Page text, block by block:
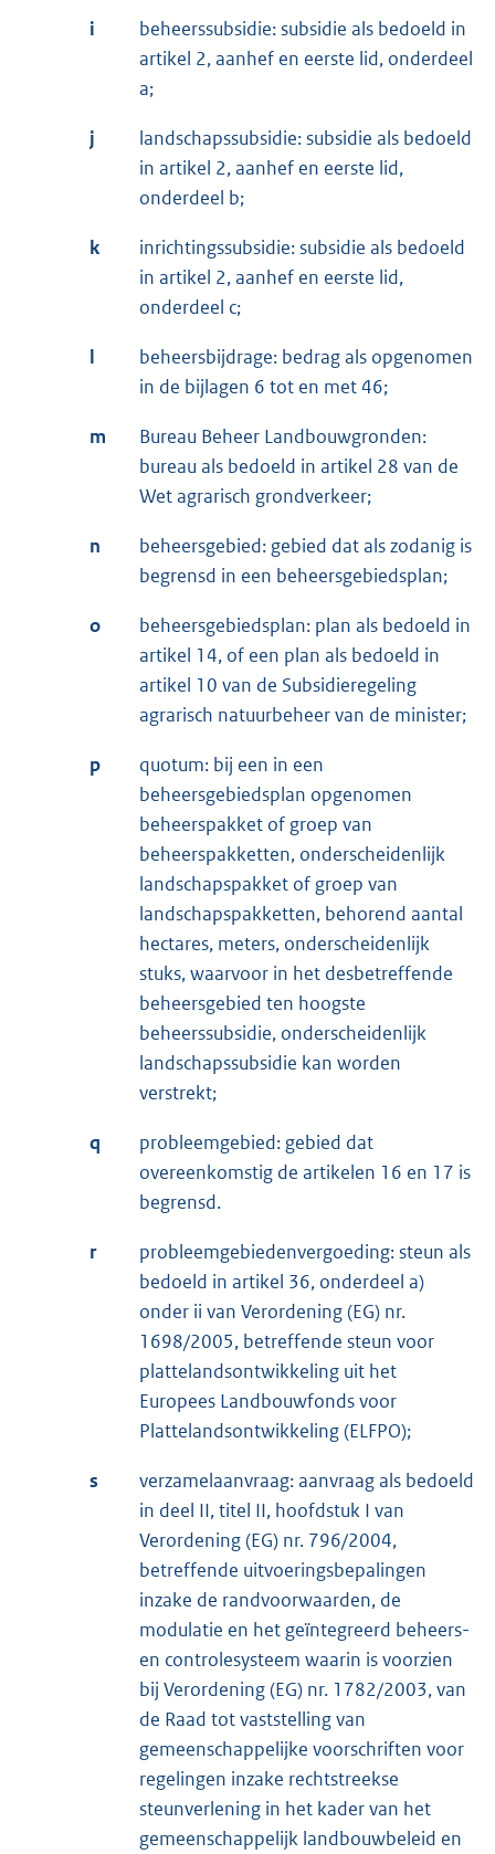
i
beheerssubsidie: subsidie als bedoeld in
artikel 2, aanhef en eerste lid, onderdeel
a;
j
landschapssubsidie: subsidie als bedoeld
in artikel 2, aanhef en eerste lid,
onderdeel b;
k
inrichtingssubsidie: subsidie als bedoeld
in artikel 2, aanhef en eerste lid,
onderdeel c;
l
beheersbijdrage: bedrag als opgenomen
in de bijlagen 6 tot en met 46;
m
Bureau Beheer Landbouwgronden:
bureau als bedoeld in artikel 28 van de
Wet agrarisch grondverkeer;
n
beheersgebied: gebied dat als zodanig is
begrensd in een beheersgebiedsplan;
o
beheersgebiedsplan: plan als bedoeld in
artikel 14, of een plan als bedoeld in
artikel 10 van de Subsidieregeling
agrarisch natuurbeheer van de minister;
p
quotum: bij een in een
beheersgebiedsplan opgenomen
beheerspakket of groep van
beheerspakketten, onderscheidenlijk
landschapspakket of groep van
landschapspakketten, behorend aantal
hectares, meters, onderscheidenlijk
stuks, waarvoor in het desbetreffende
beheersgebied ten hoogste
beheerssubsidie, onderscheidenlijk
landschapssubsidie kan worden
verstrekt;
q
probleemgebied: gebied dat
overeenkomstig de artikelen 16 en 17 is
begrensd.
r
probleemgebiedenvergoeding: steun als
bedoeld in artikel 36, onderdeel a)
onder ii van Verordening (EG) nr.
1698/2005, betreffende steun voor
plattelandsontwikkeling uit het
Europees Landbouwfonds voor
Plattelandsontwikkeling (ELFPO);
s
verzamelaanvraag: aanvraag als bedoeld
in deel II, titel II, hoofdstuk I van
Verordening (EG) nr. 796/2004,
betreffende uitvoeringsbepalingen
inzake de randvoorwaarden, de
modulatie en het geïntegreerd beheers-
en controlesysteem waarin is voorzien
bij Verordening (EG) nr. 1782/2003, van
de Raad tot vaststelling van
gemeenschappelijke voorschriften voor
regelingen inzake rechtstreekse
steunverlening in het kader van het
gemeenschappelijk landbouwbeleid en